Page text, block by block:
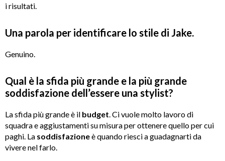
i risultati.
Una parola per identificare lo stile di Jake.
Genuino.
Qual è la sfida più grande e la più grande
soddisfazione dell’essere una stylist?
La sfida più grande è il budget. Ci vuole molto lavoro di
squadra e aggiustamenti su misura per ottenere quello per cui
paghi. La soddisfazioneè quando riesci a guadagnarti da
vivere nel farlo.